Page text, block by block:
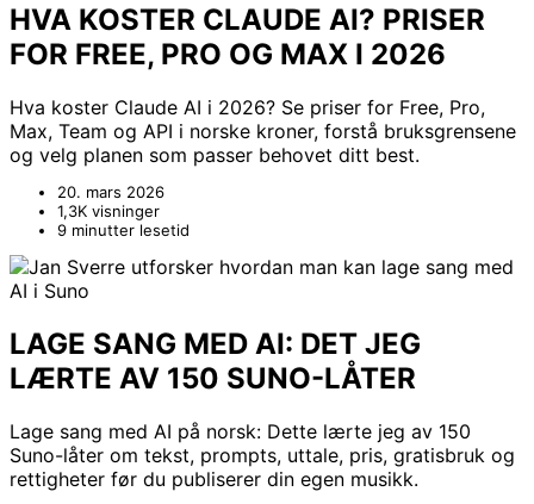
HVA KOSTER CLAUDE AI? PRISER
FOR FREE, PRO OG MAX I 2026
Hva koster Claude AI i 2026? Se priser for Free, Pro,
Max, Team og API i norske kroner, forstå bruksgrensene
og velg planen som passer behovet ditt best.
20. mars 2026
1,3K visninger
9 minutter lesetid
LAGE SANG MED AI: DET JEG
LÆRTE AV 150 SUNO-LÅTER
Lage sang med AI på norsk: Dette lærte jeg av 150
Suno-låter om tekst, prompts, uttale, pris, gratisbruk og
rettigheter før du publiserer din egen musikk.